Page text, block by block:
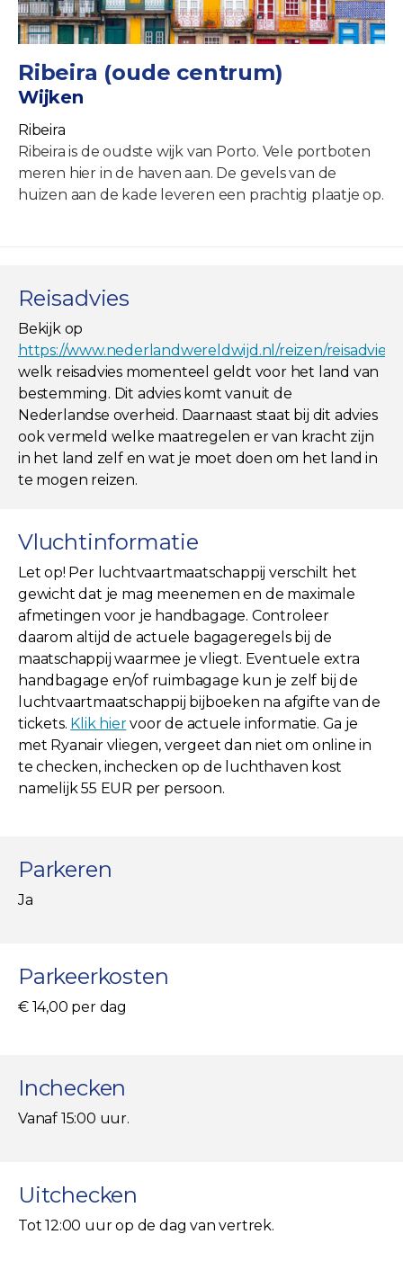
Ribeira (oude centrum)
Wijken
Ribeira
Ribeira is de oudste wijk van Porto. Vele portboten
meren hier in de haven aan. De gevels van de
huizen aan de kade leveren een prachtig plaatje op.
Reisadvies
Bekijk op
https://www.nederlandwereldwijd.nl/reizen/
welk reisadvies momenteel geldt voor het land van
bestemming. Dit advies komt vanuit de
Nederlandse overheid. Daarnaast staat bij dit advies
ook vermeld welke maatregelen er van kracht zijn
in het land zelf en wat je moet doen om het land in
te mogen reizen.
Vluchtinformatie
Let op! Per luchtvaartmaatschappij verschilt het
gewicht dat je mag meenemen en de maximale
afmetingen voor je handbagage. Controleer
daarom altijd de actuele bagageregels bij de
maatschappij waarmee je vliegt. Eventuele extra
handbagage en/of ruimbagage kun je zelf bij de
luchtvaartmaatschappij bijboeken na afgifte van de
tickets. Klik hiervoor de actuele informatie. Ga je
met Ryanair vliegen, vergeet dan niet om online in
te checken, inchecken op de luchthaven kost
namelijk 55 EUR per persoon.
Parkeren
Ja
Parkeerkosten
€ 14,00 per dag
Inchecken
Vanaf 15:00 uur.
Uitchecken
Tot 12:00 uur op de dag van vertrek.